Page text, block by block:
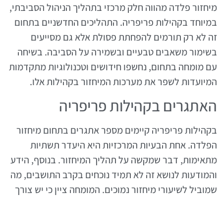
מיחזור פלדה מהווה חלק מרכזי בתהליך הניהול הסביבתי,
במיוחד בקהילות פריפריה. התהליכים החדשניים בתחום
זה לא רק תורמים להפחתת פסולת אלא גם מסייעים
בשימור משאבים טבעיים ובשמירה על הסביבה. בשיחה
עם מומחה בתחום, נחשפו חידושים וטכנולוגיות מתקדמות
המיועדות לשפר את מערכות המיחזור בקהילות אלו.
האתגרים בקהילות פריפריה
בקהילות פריפריה קיימים מספר אתגרים בתחום מיחזור
הפלדה. אחת הבעיות המרכזיות היא היעדר תשתיות
מתאימות, דבר שמקשה על תהליך המיחזור. בנוסף, הידע
והמודעות לנושא זה לא תמיד נוכחים בקרב התושבים, מה
שמוביל לשיעורי מיחזור נמוכים. המומחה ציין כי יש צורך